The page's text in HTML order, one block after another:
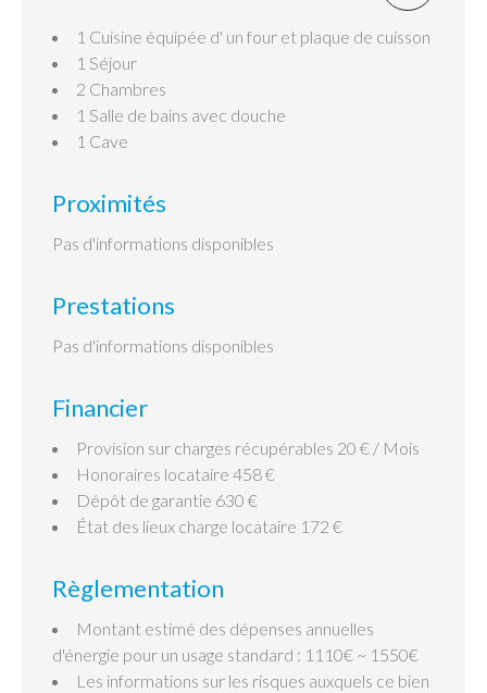
1 Cuisine équipée d' un four et plaque de cuisson
1 Séjour
2 Chambres
1 Salle de bains avec douche
1 Cave
Proximités
Pas d'informations disponibles
Prestations
Pas d'informations disponibles
Financier
Provision sur charges récupérables 20 € / Mois
Honoraires locataire 458 €
Dépôt de garantie 630 €
État des lieux charge locataire 172 €
Règlementation
Montant estimé des dépenses annuelles
d'énergie pour un usage standard : 1110€ ~ 1550€
Les informations sur les risques auxquels ce bien